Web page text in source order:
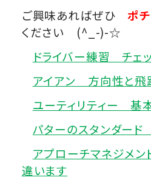
ご興味あればぜひポチ
ください (^_-)-☆
ドライバー練習 チェ
アイアン 方向性と飛
ユーティリティー 基
パターのスタンダー
アプローチマネジメ
違います